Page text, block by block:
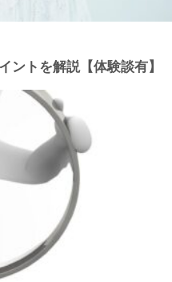
ントを解説【体験談有】